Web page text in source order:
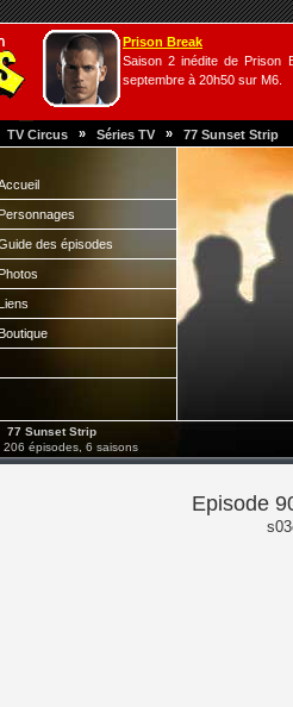
Prison Break
Saison 2 inédite de Prison
septembre à 20h50 sur M6.
TV Circus » Séries TV » 77 Sunset Strip
Personnages
des épisodes
Photos
Boutique
77 Sunset Strip
206 épisodes, 6 saisons
Episode